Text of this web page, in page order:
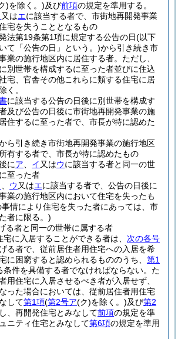
)を除く。)及び前項の規定を準用する。
又はエに該当する者で、市街地再開発事業
宅を失うこととなるもの
法第19条第1項に規定する公告の日(以下
て「公告の日」という。)から引き続き市
業の施行地区内に居住する者。 ただし、
別世帯を構成するに至った者並びに住込
宅、官舎その他これらに類する住宅に居
く。
に該当する公告の日後に別世帯を構成す
及び公告の日後に市街地再開発事業の施
住するに至った者で、市長が特に認めた
ら引き続き市街地再開発事業の施行地区
有する者で、市長が特に認めたもの
にア イ 又はウに該当する者と同一の世
至った者
ウ 又はエに該当する者で、公告の日後に
業の施行地区内において住宅を失ったも
情により住宅を失った者にあっては、市
者に限る。)
る者と同一の世帯に属する者
に入居することができる者は、 次の各号
る者で、従前居住者用住宅への入居を希
に困窮すると認められるもののうち、 第1
条件を具備する者でなければならない。 た
用住宅に入居させるべき者が入居せず、
った場合においては、従前居住者用住宅
して第1項(第2号ア(ク)を除く。)及び第2
、再開発住宅とみなして前項の規定を準
ニティ住宅とみなして第6項の規定を準用